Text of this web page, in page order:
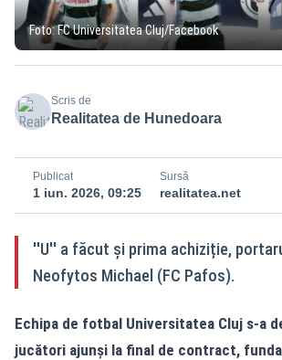
Foto: FC Universitatea Cluj/Facebook
Scris de
Realitatea de Hunedoara
Publicat
1 iun. 2026, 09:25
Sursă
realitatea.net
''U'' a făcut și prima achiziție,
Neofytos Michael (FC Pafos).
Echipa de fotbal Universitatea Cluj s-a
jucători ajunși la final de contract,